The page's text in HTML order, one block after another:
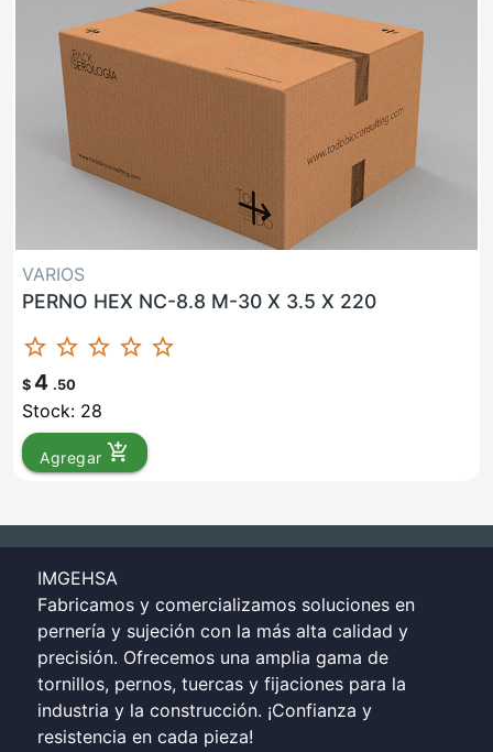
VARIOS
PERNO HEX NC-8.8 M-30 X 3.5 X 220
star_border star_border star_border star_border star_border
$ 4 .50
Stock: 28
Agregar add_shopping_cart
IMGEHSA
Fabricamos y comercializamos soluciones en
pernería y sujeción con la más alta calidad y
precisión. Ofrecemos una amplia gama de
tornillos, pernos, tuercas y fijaciones para la
industria y la construcción. ¡Confianza y
resistencia en cada pieza!